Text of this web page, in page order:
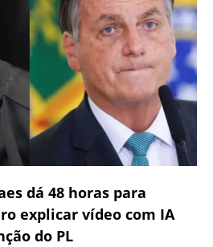
dá 48 horas para
explicar vídeo com IA
do PL